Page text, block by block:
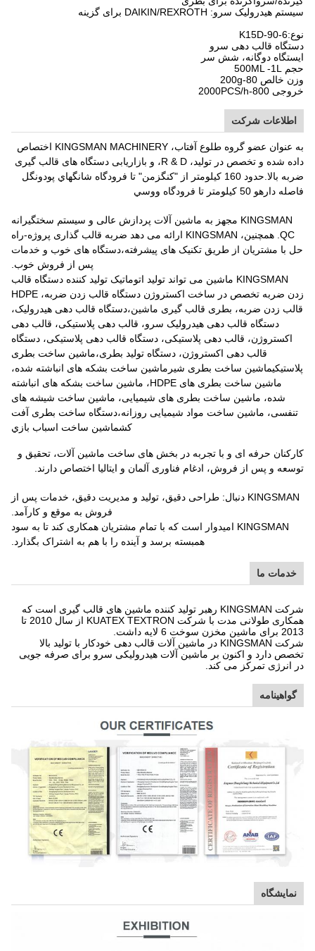
سیستم هیدرولیک سرو: DAIKIN/REXROTH برای گزینه
نوع:
K15D-90-6
دستگاه قالب دهی سرو
ایستگاه دوگانه، شش سر
حجم 500ML -1L
وزن خالص 80-200g
خروجی 800-2000PCS/h
اطلاعات شرکت
به عنوان عضو گروه طلوع آفتاب، KINGSMAN MACHINERY اختصاص
داده شده و تخصص در تولید، R & D، و بازاریابی دستگاه های قالب گیری
ضربه بالا.حدود 160 کيلومتر از "کنگزمن" تا فرودگاه شانگهاي پودونگل
فاصله دارهو 50 کيلومتر تا فرودگاه ووسي
KINGSMAN مجهز به ماشین آلات پردازش عالی و سیستم سختگیرانه
QC. همچنین، KINGSMAN ارائه می دهد ضربه قالب گذاری پروژه-راه
حل با مشتریان از طریق تکنیک های پیشرفته،دستگاه های خوب و خدمات
پس از فروش خوب.
KINGSMAN ماشین می تواند تولید اتوماتیک تولید کننده دستگاه قالب
زدن ضربه تخصص در ساخت اکستروژن دستگاه قالب زدن ضربه، HDPE
قالب زدن ضربه، بطری قالب گیری ماشین،دستگاه قالب دهی هیدرولیک،
دستگاه قالب دهی هیدرولیک سرو، قالب دهی پلاستیکی، قالب دهی
اکستروژن، قالب دهی پلاستیکی، دستگاه قالب دهی پلاستیکی، دستگاه
قالب دهی اکستروژن، دستگاه تولید بطری،ماشین ساخت بطری
پلاستیکیماشین ساخت بطری شیرماشین ساخت بشکه های انباشته شده،
ماشین ساخت بطری های HDPE، ماشین ساخت بشکه های انباشته
شده، ماشین ساخت بطری های شیمیایی، ماشین ساخت شیشه های
تنفسی، ماشین ساخت مواد شیمیایی روزانه،دستگاه ساخت بطری آفت
کشماشين ساخت اسباب بازي
کارکنان حرفه ای و با تجربه در بخش های ساخت ماشین آلات، تحقیق و
توسعه و پس از فروش، ادغام فناوری آلمان و ایتالیا اختصاص دارند.
KINGSMAN دنبال: طراحی دقیق، تولید و مدیریت دقیق، خدمات پس از
فروش به موقع و کارآمد.
KINGSMAN امیدوار است که با تمام مشتریان همکاری کند تا به سود
همبسته برسد و آینده را با هم به اشتراک بگذارد.
خدمات ما
شرکت KINGSMAN رهبر تولید کننده ماشین های قالب گیری است که
همکاری طولانی مدت با شرکت KUATEX TEXTRON از سال 2010 تا
2013 برای ماشین مخزن سوخت 6 لایه داشت.
شرکت KINGSMAN در ماشین آلات قالب دهی خودکار با تولید بالا
تخصص دارد و اکنون بر ماشین آلات هیدرولیکی سرو برای صرفه جویی
در انرژی تمرکز می کند.
گواهینامه
نمایشگاه